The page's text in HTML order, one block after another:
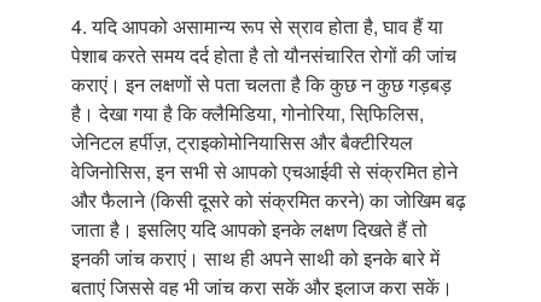
4. यदि आपको असामान्य रूप से स्राव होता है, घाव हैं या
पेशाब करते समय दर्द होता है तो यौनसंचारित रोगों की जांच
कराएं। इन लक्षणों से पता चलता है कि कुछ न कुछ गड़बड़
है। देखा गया है कि क्लैमिडिया, गोनोरिया, सिफि़लिस,
जेनिटल हर्पीज़, ट्राइकोमोनियासिस और बैक्टीरियल
वेजिनोसिस, इन सभी से आपको एचआईवी से संक्रमित होने
और फैलाने (किसी दूसरे को संक्रमित करने) का जोखिम बढ़
जाता है। इसलिए यदि आपको इनके लक्षण दिखते हैं तो
इनकी जांच कराएं। साथ ही अपने साथी को इनके बारे में
बताएं जिससे वह भी जांच करा सकें और इलाज करा सकें।